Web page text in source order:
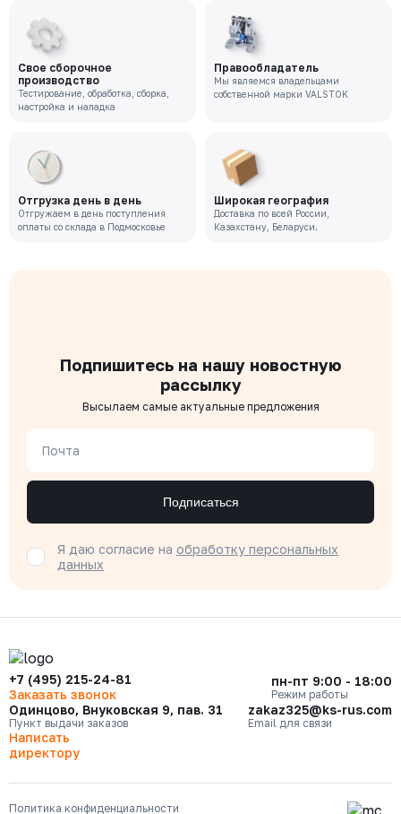
Свое сборочное
производство
Тестирование, обработка, сборка,
настройка и наладка
Правообладатель
Мы являемся владельцами
собственной марки VALSTOK
Отгрузка день в день
Отгружаем в день поступления
оплаты со склада в Подмосковье
Широкая география
Доставка по всей России,
Казахстану, Беларуси.
Подпишитесь на нашу новостную
рассылку
Высылаем самые актуальные предложения
Почта
Подписаться
Я даю согласие на обработку персональных
данных
+7 (495) 215-24-81
Заказать звонок
пн-пт 9:00 - 18:00
Режим работы
Одинцово, Внуковская 9, пав. 31
Пункт выдачи заказов
zakaz325@ks-rus.com
Email для связи
Написать
директору
Политика конфиденциальности